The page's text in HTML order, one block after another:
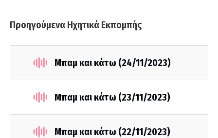
Προηγούμενα Ηχητικά Εκπομπής
Μπαμ και κάτω (24/11/2023)
Μπαμ και κάτω (23/11/2023)
Μπαμ και κάτω (22/11/2023)